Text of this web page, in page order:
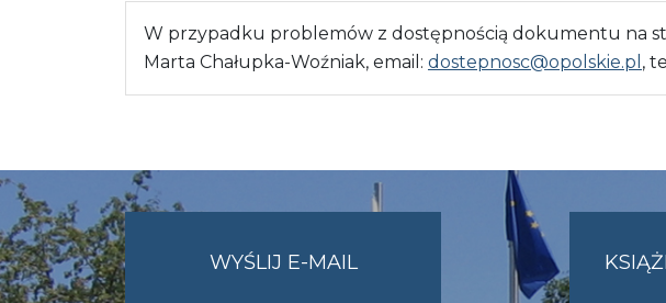
W przypadku problemów z dostępnością dokumentu na
Marta Chałupka-Woźniak, email: dostepnosc@opolskie.pl ,
WYŚLIJ E-MAILNA